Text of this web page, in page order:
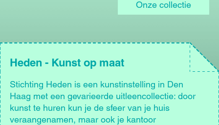
Onze collectie
Heden - Kunst op maat
Stichting Heden is een kunstinstelling in Den
Haag met een gevarieerde uitleencollectie: door
kunst te huren kun je de sfeer van je huis
veraangenamen, maar ook je kantoor